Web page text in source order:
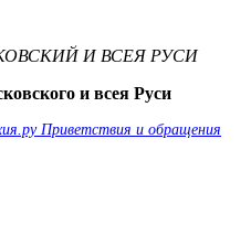
И ВСЕЯ РУСИ
и всея Руси
Приветствия и обращения